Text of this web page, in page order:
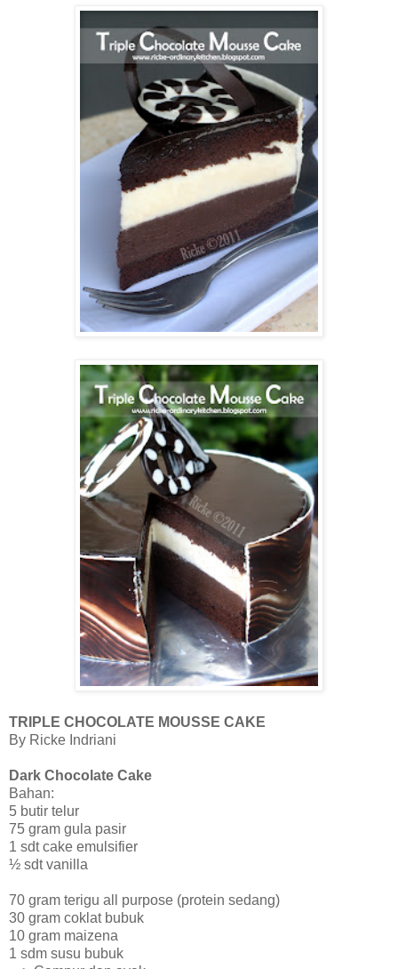
TRIPLE CHOCOLATE MOUSSE CAKE
By Ricke Indriani
Dark Chocolate Cake
Bahan:
5 butir telur
75 gram gula pasir
1 sdt cake emulsifier
½ sdt vanilla
70 gram terigu all purpose (protein sedang)
30 gram coklat bubuk
10 gram maizena
1 sdm susu bubuk